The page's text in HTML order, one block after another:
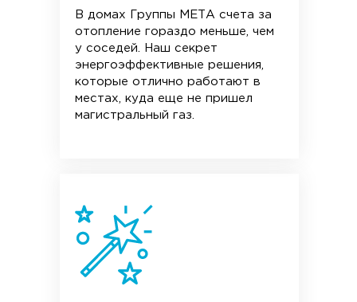
В домах Группы МЕТА счета за
отопление гораздо меньше, чем
у соседей. Наш секрет
энергоэффективные решения,
которые отлично работают в
местах, куда еще не пришел
магистральный газ.